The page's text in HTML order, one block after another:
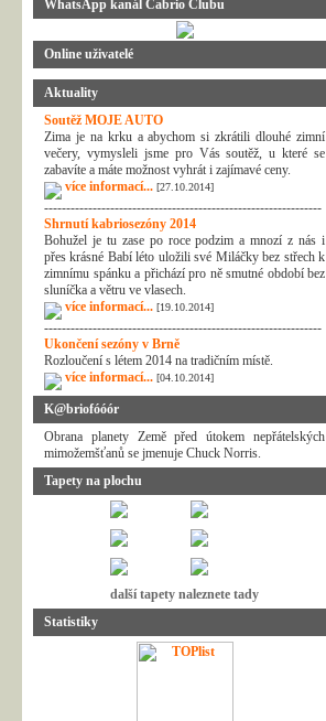
WhatsApp kanál Cabrio Clubu
Online uživatelé
Aktuality
Soutěž MOJE AUTO
Zima je na krku a abychom si zkrátili dlouhé zimní
večery, vymysleli jsme pro Vás soutěž, u které se
zabavíte a máte možnost vyhrát i zajímavé ceny.
více informací... [27.10.2014]
---------------------------------------------------------------
Shrnutí kabriosezóny 2014
Bohužel je tu zase po roce podzim a mnozí z nás i
přes krásné Babí léto uložili své Miláčky bez střech k
zimnímu spánku a přichází pro ně smutné období bez
sluníčka a větru ve vlasech.
více informací... [19.10.2014]
---------------------------------------------------------------
Ukončení sezóny v Brně
Rozloučení s létem 2014 na tradičním místě.
více informací... [04.10.2014]
K@briofóóór
Obrana planety Země před útokem nepřátelských
mimožemšťanů se jmenuje Chuck Norris.
Tapety na plochu
další tapety naleznete tady
Statistiky